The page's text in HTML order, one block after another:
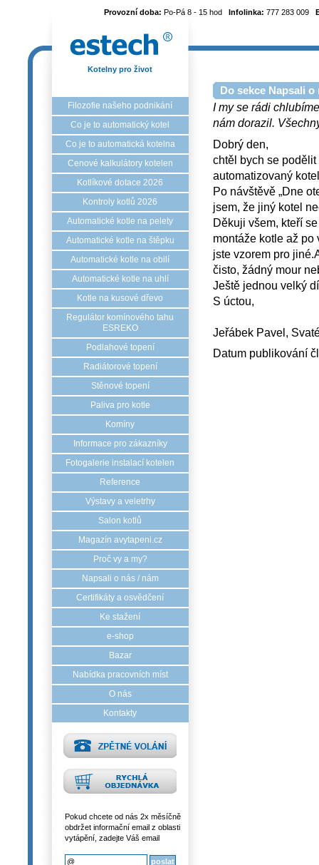
Provozní doba: Po-Pá 8 - 15 hod Infolinka: 777 283 009
Kotelny pro život
Filozofie našeho podnikání
Co je to automatický kotel
Co je to automatická kotelna
Cenové kalkulátory kotelen
Kotlíkové dotace 2026
Kontroly kotlů 2026
Automatické kotle na pelety
Automatické kotle na štěpku
Automatické kotle na obilí
Automatické kotle na uhlí
Kotle na kusové dřevo
Regulátor komínového tahu
ESREKO
Podlahové topení
Radiátorové topení
Stěnové topení
Paliva pro kotle
Komíny
Informace pro zákazníky
Fotogalerie instalací kotelen
Reference
Výstavy a veletrhy
Salon kotlů
Magazín avytapeni.cz
Proč vy a my?
Napsali o nás / nám
Certifikáty a osvědčení
Ke stažení
e-shop
Bazar
Nabídka pracovních míst
O nás
Kontakty
Pokud chcete od nás 2x měsíčně
obdržet informační email z oblasti
vytápění, zadejte Váš email
Do sekce Napsali
I my se rádi
nám dorazil.
Dobrý den,
chtěl bych se
automatizovaný
Po návštěvě „Dne
jsem, že jiný kotel
Děkuji všem, kteří
montáže kotle až
jste vzorem pro
čisto, žádný mour
Ještě jednou velký
S úctou,
Jeřábek Pavel,
Datum publikování